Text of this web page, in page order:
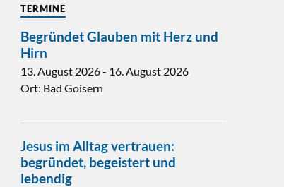
TERMINE
Begründet Glauben mit Herz und
Hirn
13. August 2026- 16. August 2026
Ort: Bad Goisern
Jesus im Alltag vertrauen:
begründet, begeistert und
lebendig